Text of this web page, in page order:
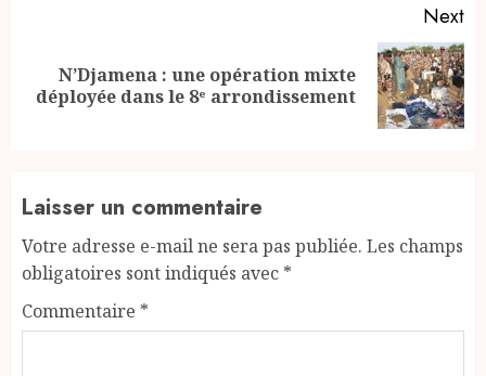
Next
Next
post:
N’Djamena : une opération mixte
déployée dans le 8ᵉ arrondissement
Laisser un commentaire
Votre adresse e-mail ne sera pas publiée. Les champs
obligatoires sont indiqués avec *
Commentaire *